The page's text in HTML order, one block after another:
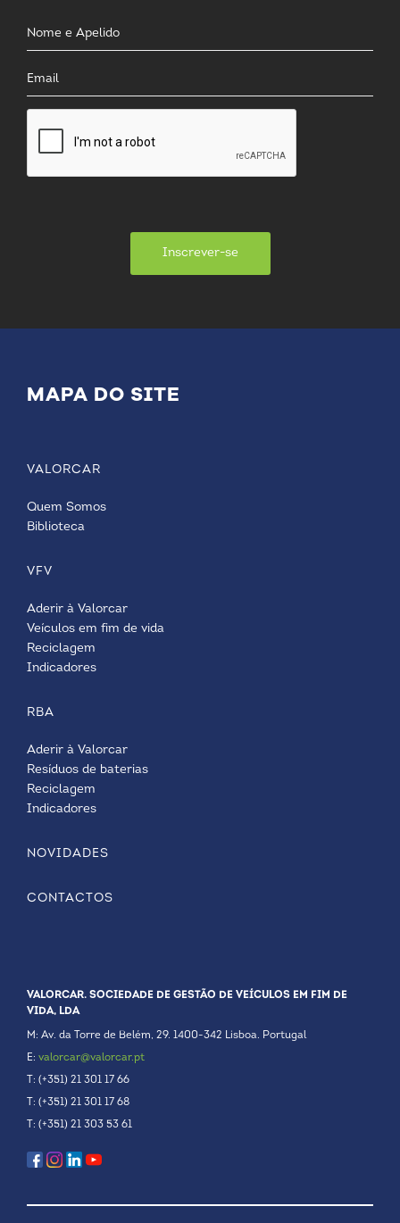
Inscrever-se
MAPA DO SITE
VALORCAR
Quem Somos
Biblioteca
VFV
Aderir à Valorcar
Veículos em fim de vida
Reciclagem
Indicadores
RBA
Aderir à Valorcar
Resíduos de baterias
Reciclagem
Indicadores
NOVIDADES
CONTACTOS
VALORCAR. SOCIEDADE DE GESTÃO DE VEÍCULOS EM FIM DE
VIDA, LDA
M: Av. da Torre de Belém, 29. 1400-342 Lisboa. Portugal
E: valorcar@valorcar.pt
T: (+351) 21 301 17 66
T: (+351) 21 301 17 68
T: (+351) 21 303 53 61